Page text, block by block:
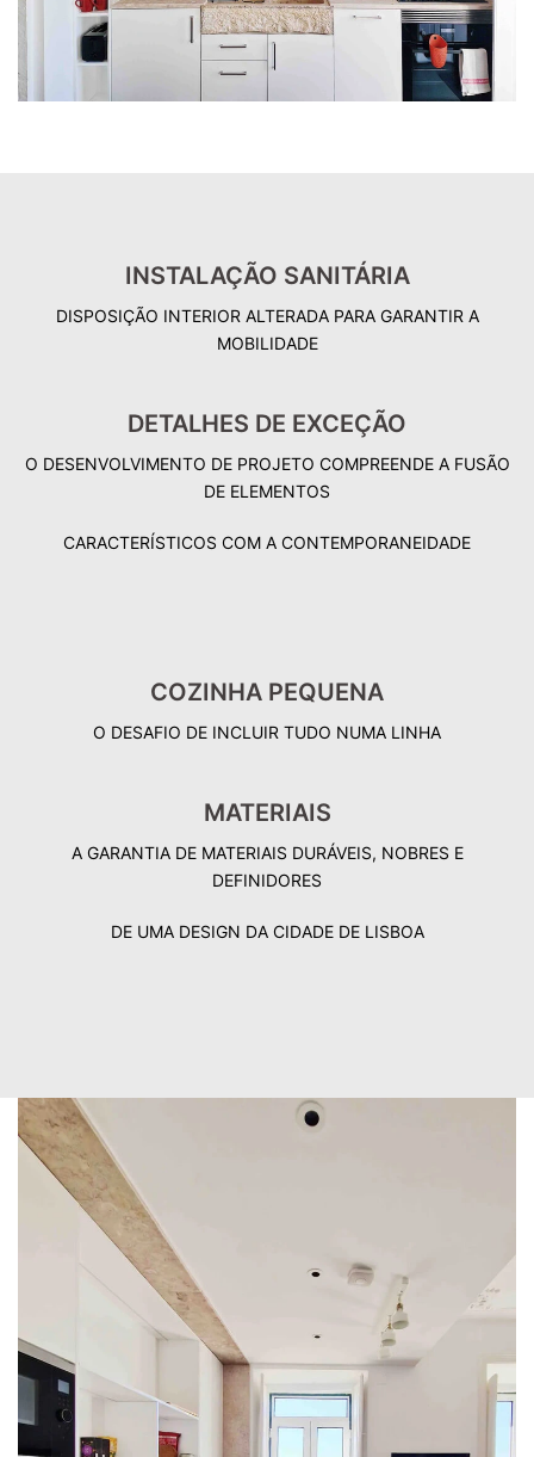
INSTALAÇÃO SANITÁRIA
DISPOSIÇÃO INTERIOR ALTERADA PARA GARANTIR A
MOBILIDADE
DETALHES DE EXCEÇÃO
O DESENVOLVIMENTO DE PROJETO COMPREENDE A FUSÃO
DE ELEMENTOS
CARACTERÍSTICOS COM A CONTEMPORANEIDADE
COZINHA PEQUENA
O DESAFIO DE INCLUIR TUDO NUMA LINHA
MATERIAIS
A GARANTIA DE MATERIAIS DURÁVEIS, NOBRES E
DEFINIDORES
DE UMA DESIGN DA CIDADE DE LISBOA